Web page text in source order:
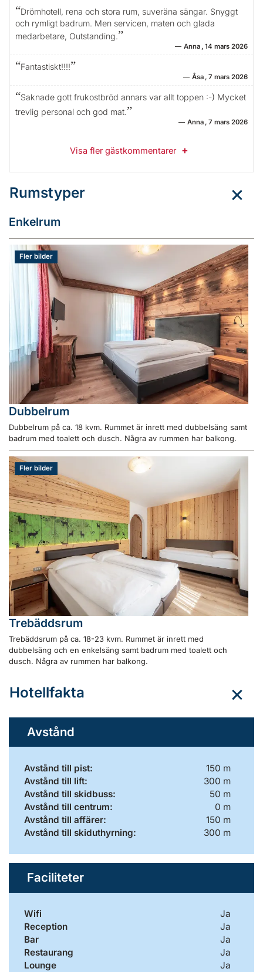
Drömhotell, rena och stora rum, suveräna sängar. Snyggt
och rymligt badrum. Men servicen, maten och glada
medarbetare, Outstanding.
Anna 14 mars 2026
Fantastiskt!!!!
Åsa 7 mars 2026
Saknade gott frukostbröd annars var allt toppen :-) Mycket
trevlig personal och god mat.
Anna 7 mars 2026
Visa fler gästkommentarer
Rumstyper
Enkelrum
Fler bilder
Dubbelrum
Dubbelrum på ca. 18 kvm. Rummet är inrett med dubbelsäng samt
badrum med toalett och dusch. Några av rummen har balkong.
Fler bilder
Trebäddsrum
Trebäddsrum på ca. 18-23 kvm. Rummet är inrett med
dubbelsäng och en enkelsäng samt badrum med toalett och
dusch. Några av rummen har balkong.
Hotellfakta
Avstånd
Avstånd till pist:
150 m
Avstånd till lift:
300 m
Avstånd till skidbuss:
50 m
Avstånd till centrum:
0 m
Avstånd till affärer:
150 m
Avstånd till skiduthyrning:
300 m
Faciliteter
Wifi
Ja
Reception
Ja
Bar
Ja
Restaurang
Ja
Lounge
Ja